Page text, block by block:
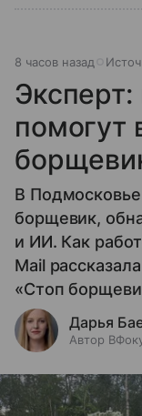
8 часов назад
помогут
В
борщевик,
и ИИ. Как
Mail
«Стоп
Дарья
Автор